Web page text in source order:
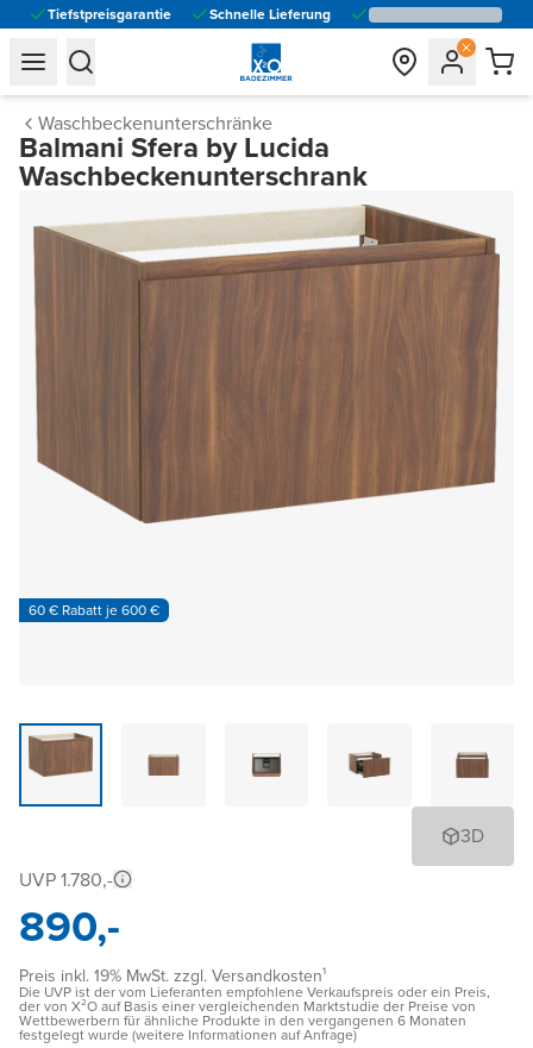
Tiefstpreisgarantie Schnelle Lieferung
general.navigation.toggle_menu.label
general.navigation.toggle_menu.label
Waschbeckenunterschränke
Balmani Sfera by Lucida
Waschbeckenunterschrank
60 € Rabatt je 600 €
3D
UVP 1.780,-
890,-
Preis inkl. 19% MwSt. zzgl. Versandkosten¹
Die UVP ist der vom Lieferanten empfohlene Verkaufspreis oder ein Preis,
der von X²O auf Basis einer vergleichenden Marktstudie der Preise von
Wettbewerbern für ähnliche Produkte in den vergangenen 6 Monaten
festgelegt wurde (weitere Informationen auf Anfrage)